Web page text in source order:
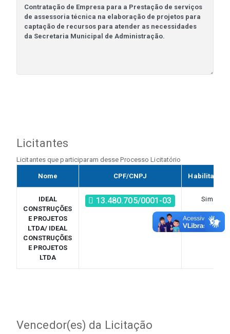
Licitantes
Licitantes que participaram desse Processo Licitatório
Nome CPF/CNPJ Habilitado?
IDEAL
CONSTRUÇÕES
E PROJETOS
LTDA/ IDEAL
CONSTRUÇÕES
E PROJETOS
LTDA
13.480.705/0001-03 Sim
Vencedor(es) da Licitação